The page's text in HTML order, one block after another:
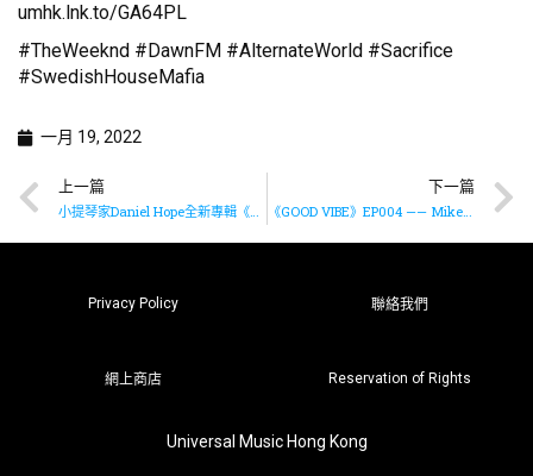
umhk.lnk.to/GA64PL
#TheWeeknd #DawnFM #AlternateWorld #Sacrifice
#SwedishHouseMafia
一月 19, 2022
上一篇
小提琴家Daniel Hope全新專輯《America》即將上市
下一篇
《GOOD VIBE》EP004 —— Mike曾比特 x P1X3L x 石山街
Privacy Policy 聯絡我們
網上商店 Reservation of Rights
Universal Music Hong Kong